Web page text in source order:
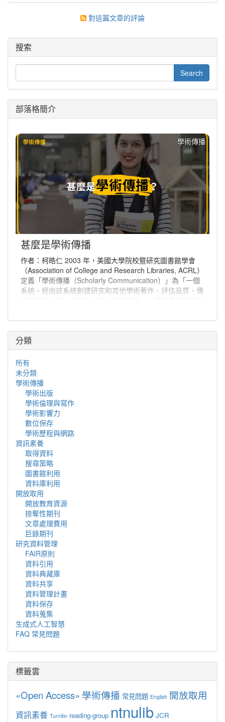
對這篇文章的評論
搜索
部落格簡介
學術傳播
甚麼是學術傳播
作者：柯皓仁 2003 年，美國大學院校暨研究圖書館學會
（Association of College and Research Libraries, ACRL）
定義「學術傳播（Scholarly Communication）」為「一個
系統，經由該系統創建研究和其他學術著作、評估品質、傳
或更多人能取得的程序。
分類
所有
未分類
學術傳播
學術出版
學術倫理與寫作
學術影響力
數位保存
學術歷程與網路
資訊素養
取得資料
搜尋策略
圖書館利用
資料庫利用
開放取用
開放教育資源
掠奪性期刊
文章處理費用
巨錄期刊
研究資料管理
FAIR原則
資料引用
資料典藏庫
資料共享
資料管理計畫
資料保存
資料蒐集
生成式人工智慧
FAQ 常見問題
標籤雲
«Open Access» 學術傳播 常見問題 English 開放取用
資訊素養 Turnitin reading-group ntnulib JCR